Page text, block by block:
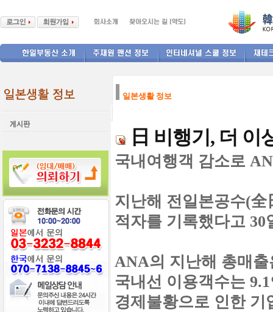
일본생활 정보
日 비행기, 더 이
국내여행객 감소로
지난해 전일본공수(
적자를 기록했다고
ANA의 지난해 총매출
국내선 이용객수는
경제불황으로 인한